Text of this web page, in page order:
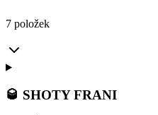
7 položek
🥃 SHOTY FRANI